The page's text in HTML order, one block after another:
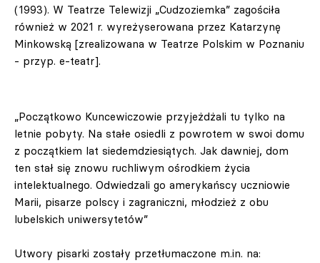
(1993). W Teatrze Telewizji „Cudzoziemka” zagościła
również w 2021 r. wyreżyserowana przez Katarzynę
Minkowską [zrealizowana w Teatrze Polskim w Poznaniu
- przyp. e-teatr].
„Początkowo Kuncewiczowie przyjeżdżali tu tylko na
letnie pobyty. Na stałe osiedli z powrotem w swoi domu
z początkiem lat siedemdziesiątych. Jak dawniej, dom
ten stał się znowu ruchliwym ośrodkiem życia
intelektualnego. Odwiedzali go amerykańscy uczniowie
Marii, pisarze polscy i zagraniczni, młodzież z obu
lubelskich uniwersytetów”
Utwory pisarki zostały przetłumaczone m.in. na: